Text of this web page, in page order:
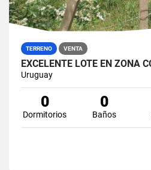
TERRENO VENTA
Uruguay
0
Dormitorios
0
Baños